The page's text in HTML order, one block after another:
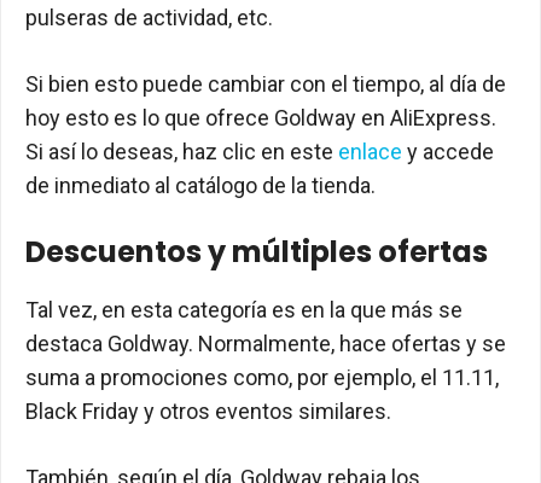
pulseras de actividad, etc.
Si bien esto puede cambiar con el tiempo, al día de
hoy esto es lo que ofrece Goldway en AliExpress.
Si así lo deseas, haz clic en este enlace y accede
de inmediato al catálogo de la tienda.
Descuentos y múltiples ofertas
Tal vez, en esta categoría es en la que más se
destaca Goldway. Normalmente, hace ofertas y se
suma a promociones como, por ejemplo, el 11.11,
Black Friday y otros eventos similares.
También, según el día, Goldway rebaja los